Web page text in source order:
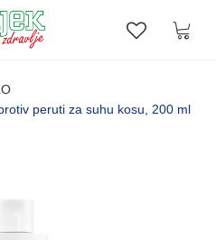
Lista
peruti za suhu kosu, 200 ml